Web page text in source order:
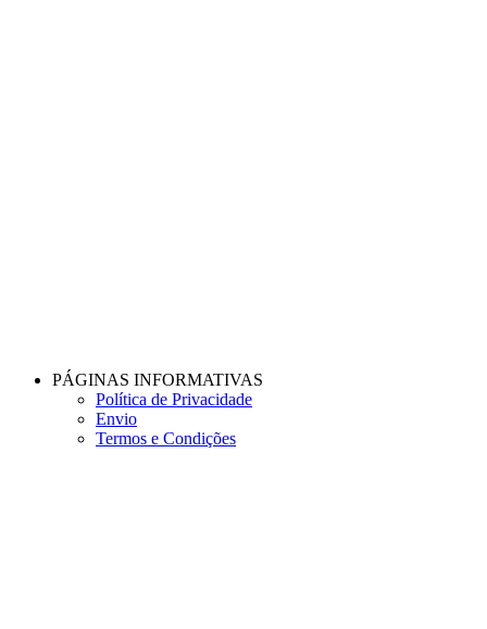
PÁGINAS INFORMATIVAS
Política de Privacidade
Envio
Termos e Condições